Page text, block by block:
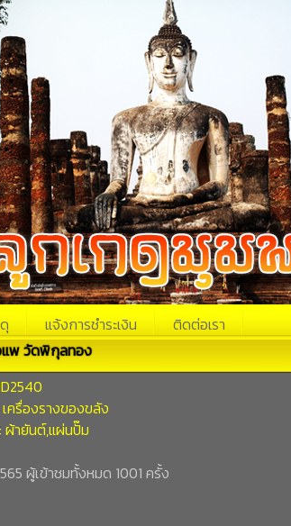
แจ้งการชำระเงิน ติดต่อเรา
พ วัดพิกุลทอง
ครื่องรางของขลัง
ผ้ายันต์,แผ่นปั๊ม
ผู้เข้าชมทั้งหมด 1001 ครั้ง